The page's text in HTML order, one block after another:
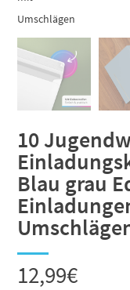
10
Blau grau
12,99€